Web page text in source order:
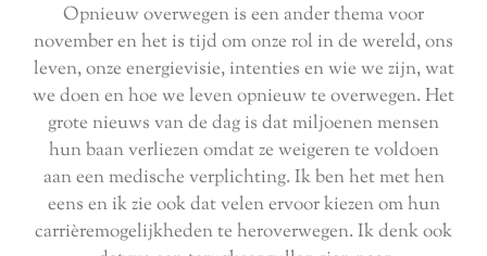
Opnieuw overwegen is een ander thema voor
november en het is tijd om onze rol in de wereld, ons
leven, onze energievisie, intenties en wie we zijn, wat
we doen en hoe we leven opnieuw te overwegen. Het
grote nieuws van de dag is dat miljoenen mensen
hun baan verliezen omdat ze weigeren te voldoen
aan een medische verplichting. Ik ben het met hen
eens en ik zie ook dat velen ervoor kiezen om hun
carrièremogelijkheden te heroverwegen. Ik denk ook